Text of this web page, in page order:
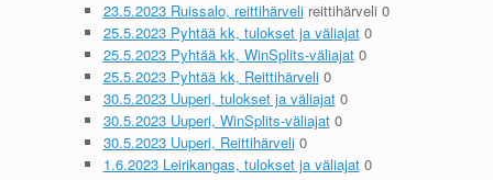
23.5.2023 Ruissalo, reittihärvelireittihärveli 0
25.5.2023 Pyhtää kk, tulokset ja väliajat0
25.5.2023 Pyhtää kk, WinSplits-väliajat0
25.5.2023 Pyhtää kk, Reittihärveli0
30.5.2023 Uuperi, tulokset ja väliajat0
30.5.2023 Uuperi, WinSplits-väliajat0
30.5.2023 Uuperi, Reittihärveli0
1.6.2023 Leirikangas, tulokset ja väliajat0